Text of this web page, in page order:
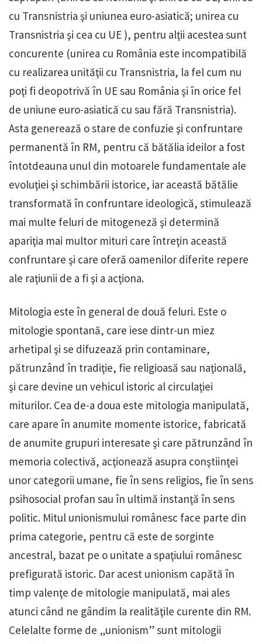
cu Transnistria şi uniunea euro-asiatică; unirea cu
Transnistria şi cea cu UE ), pentru alţii acestea sunt
concurente (unirea cu România este incompatibilă
cu realizarea unităţii cu Transnistria, la fel cum nu
poţi fi deopotrivă în UE sau România şi în orice fel
de uniune euro-asiatică cu sau fără Transnistria).
Asta generează o stare de confuzie şi confruntare
permanentă în RM, pentru că bătălia ideilor a fost
întotdeauna unul din motoarele fundamentale ale
evoluţiei şi schimbării istorice, iar această bătălie
transformată în confruntare ideologică, stimulează
mai multe feluri de mitogeneză şi determină
apariţia mai multor mituri care întreţin această
confruntare şi care oferă oamenilor diferite repere
ale raţiunii de a fi şi a acţiona.
Mitologia este în general de două feluri. Este o
mitologie spontană, care iese dintr-un miez
arhetipal şi se difuzează prin contaminare,
pătrunzând în tradiţie, fie religioasă sau naţională,
şi care devine un vehicul istoric al circulaţiei
miturilor. Cea de-a doua este mitologia manipulată,
care apare în anumite momente istorice, fabricată
de anumite grupuri interesate şi care pătrunzând în
memoria colectivă, acţionează asupra conştiinţei
unor categorii umane, fie în sens religios, fie în sens
psihosocial profan sau în ultimă instanţă în sens
politic. Mitul unionismului românesc face parte din
prima categorie, pentru că este de sorginte
ancestral, bazat pe o unitate a spaţiului românesc
prefigurată istoric. Dar acest unionism capătă în
timp valenţe de mitologie manipulată, mai ales
atunci când ne gândim la realităţile curente din RM.
Celelalte forme de „unionism” sunt mitologii